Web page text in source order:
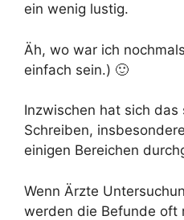
ein wenig lustig.
Äh, wo war ich
einfach sein.) 🙂
Inzwischen hat sich
Schreiben,
einigen Bereichen
Wenn Ärzte
werden die Befunde oft